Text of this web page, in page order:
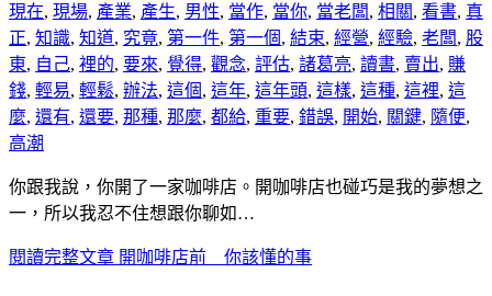
現在, 現場, 產業, 產生, 男性, 當作, 當你, 當老闆, 相關, 看書, 真
正, 知識, 知道, 究竟, 第一件, 第一個, 結束, 經營, 經驗, 老闆, 股
東, 自己, 裡的, 要來, 覺得, 觀念, 評估, 諸葛亮, 讀書, 賣出, 賺
錢, 輕易, 輕鬆, 辦法, 這個, 這年, 這年頭, 這樣, 這種, 這裡, 這
麼, 還有, 還要, 那種, 那麼, 都給, 重要, 錯誤, 開始, 關鍵, 隨便,
高潮
你跟我說，你開了一家咖啡店。開咖啡店也碰巧是我的夢想之
一，所以我忍不住想跟你聊如…
閱讀完整文章 開咖啡店前 你該懂的事